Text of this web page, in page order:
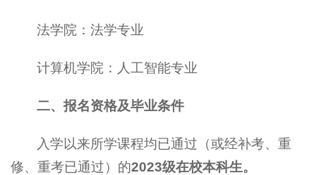
法学院：法学专业
计算机学院：人工智能专业
二、报名资格及毕业条件
入学以来所学课程均已通过（或经补考、重
修、重考已通过）的2023级在校本科生。